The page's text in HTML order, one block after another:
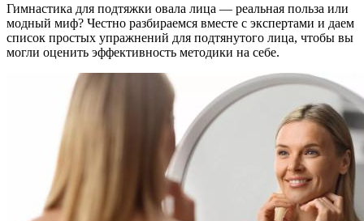
Гимнастика для подтяжки овала лица — реальная польза или
модный миф? Честно разбираемся вместе с экспертами и даем
список простых упражнений для подтянутого лица, чтобы вы
могли оценить эффективность методики на себе.